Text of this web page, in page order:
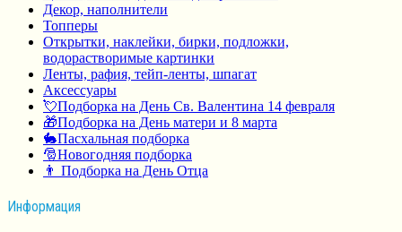
Декор, наполнители
Топперы
Открытки, наклейки, бирки, подложки,
водорастворимые картинки
Ленты, рафия, тейп-ленты, шпагат
Аксессуары
💘Подборка на День Св. Валентина 14 февраля
🎁Подборка на День матери и 8 марта
🐇Пасхальная подборка
🎅Новогодняя подборка
👨 Подборка на День Отца
Информация